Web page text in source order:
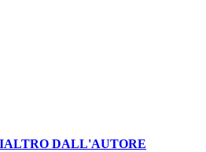
ALTRO DALL'AUTORE